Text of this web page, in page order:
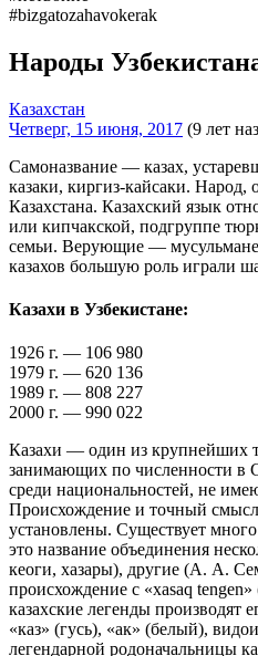
#bizgatozahavokerak
Народы
Казахстан
Четверг, 15 июня, 2017 (9 лет
Самоназвание — казах,
казаки, киргиз-кайсаки. Народ,
Казахстана. Казахский язык
или кипчакской, подгруппе
семьи. Верующие —
казахов большую роль играли
Казахи в Узбекистане:
1926 г. — 106 980
1979 г. — 620 136
1989 г. — 808 227
2000 г. — 990 022
Казахи — один из крупнейших
занимающих по численности в
среди национальностей, не
Происхождение и точный смысл
установлены. Существует
это название объединения
кеоги, хазары), другие (А. А.
происхождение с «xasaq tengen»
казахские легенды производят
«каз» (гусь), «ак» (белый),
легендарной родоначальницы